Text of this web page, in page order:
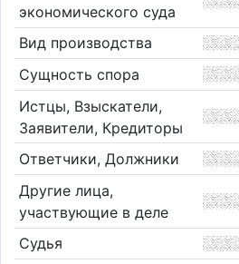
экономического суда
Вид производства
Сущность спора
Истцы, Взыскатели,
Заявители, Кредиторы
Ответчики, Должники
Другие лица,
участвующие в деле
Судья